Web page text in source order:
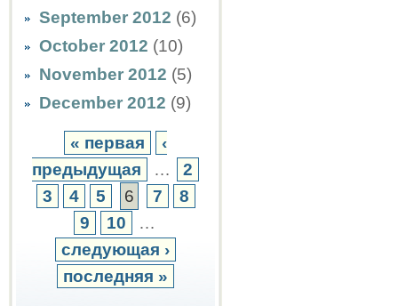
September 2012 (6)
October 2012 (10)
November 2012 (5)
December 2012 (9)
« первая
‹
предыдущая
…
2
3
4 5 6 7
8
9
10
…
следующая ›
последняя »